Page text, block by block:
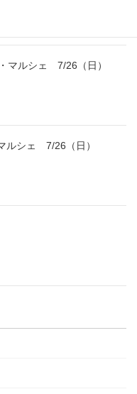
マルシェ 7/26（日）
ルシェ 7/26（日）